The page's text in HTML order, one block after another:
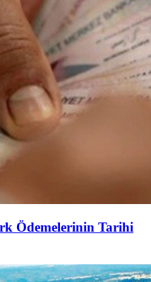
Ödemelerinin Tarihi